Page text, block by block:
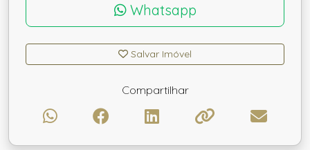
Whatsapp
Salvar Imóvel
Compartilhar